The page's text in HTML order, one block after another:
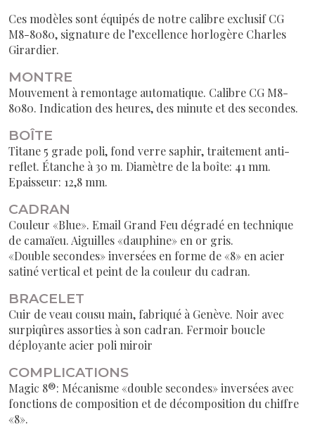
Ces modèles sont équipés de notre calibre exclusif CG
M8-8080, signature de l’excellence horlogère Charles
Girardier.
MONTRE
Mouvement à remontage automatique. Calibre CG M8-
8080. Indication des heures, des minute et des secondes.
BOÎTE
Titane 5 grade poli, fond verre saphir, traitement anti-
reflet. Étanche à 30 m. Diamètre de la boîte: 41 mm.
Epaisseur: 12,8 mm.
CADRAN
Couleur «Blue». Email Grand Feu dégradé en technique
de camaïeu. Aiguilles «dauphine» en or gris.
«Double secondes» inversées en forme de «8» en acier
satiné vertical et peint de la couleur du cadran.
BRACELET
Cuir de veau cousu main, fabriqué à Genève. Noir avec
surpiqûres assorties à son cadran. Fermoir boucle
déployante acier poli miroir
COMPLICATIONS
Magic 8®: Mécanisme «double secondes» inversées avec
fonctions de composition et de décomposition du chiffre
«8».